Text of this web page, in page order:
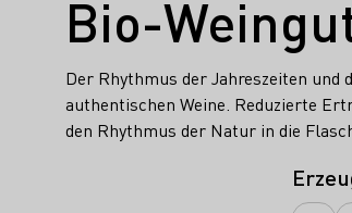
Bio-
Der Rhythmus der Jahreszeiten und
authentischen Weine. Reduzierte
den Rhythmus der Natur in die